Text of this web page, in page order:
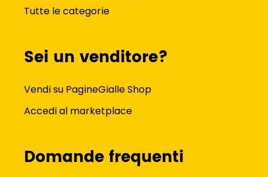
Tutte le categorie
Sei un venditore?
Vendi su PagineGialle Shop
Accedi al marketplace
Domande frequenti